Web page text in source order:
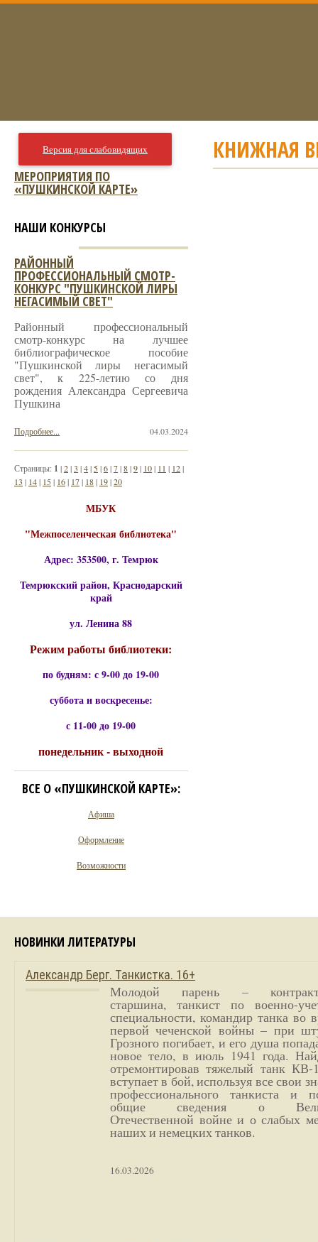
КНИЖНАЯ
Версия для слабовидящих
МЕРОПРИЯТИЯ ПО
«ПУШКИНСКОЙ КАРТЕ»
НАШИ КОНКУРСЫ
РАЙОННЫЙ
ПРОФЕССИОНАЛЬНЫЙ СМОТР-
КОНКУРС "ПУШКИНСКОЙ ЛИРЫ
НЕГАСИМЫЙ СВЕТ"
Районный профессиональный
смотр-конкурс на лучшее
библиографическое пособие
"Пушкинской лиры негасимый
свет", к 225-летию со дня
рождения Александра Сергеевича
Пушкина
04.03.2024
Подробнее...
Страницы: 1 |2|3 |4| 5|6|7|8|9| 10| 11 | 12|
13 | 14| 15| 16| 17| 18| 19|20
МБУК
"Межпоселенческая библиотека"
Адрес: 353500, г. Темрюк
Темрюкский район, Краснодарский
край
ул. Ленина 88
Режим работы библиотеки:
по будням: с 9-00 до 19-00
суббота и воскресенье:
с 11-00 до 19-00
понедельник - выходной
ВСЕ О «ПУШКИНСКОЙ КАРТЕ»:
Афиша
Оформление
Возможности
НОВИНКИ ЛИТЕРАТУРЫ
Александр Берг. Танкистка. 16+
Молодой парень –
старшина, танкист по военно-
специальности, командир танка во
первой чеченской войны – при
Грозного погибает, и его душа
новое тело, в июль 1941 года.
отремонтировав тяжелый танк
вступает в бой, используя все свои
профессионального танкиста и
общие сведения о
Отечественной войне и о слабых
наших и немецких танков.
16.03.2026